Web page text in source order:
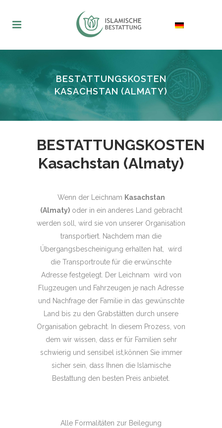
BESTATTUNGSKOSTEN
KASACHSTAN (ALMATY)
BESTATTUNGSKOSTEN
Kasachstan (Almaty)
Wenn der Leichnam Kasachstan
(Almaty)oder in ein anderes Land gebracht
werden soll, wird sie von unserer Organisation
transportiert. Nachdem man die
Übergangsbescheinigung erhalten hat, wird
die Transportroute für die erwünschte
Adresse festgelegt. Der Leichnam wird von
Flugzeugen und Fahrzeugen je nach Adresse
und Nachfrage der Familie in das gewünschte
Land bis zu den Grabstätten durch unsere
Organisation gebracht. In diesem Prozess, von
dem wir wissen, dass er für Familien sehr
schwierig und sensibel ist,können Sie immer
sicher sein, dass Ihnen die Islamische
Bestattung den besten Preis anbietet.
Alle Formalitäten zur Beilegung